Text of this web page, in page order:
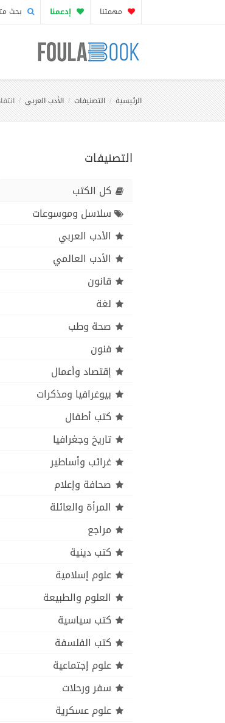
مهمتنا إدعمنا بحث
الرئيسية التصنيفات الأدب العربي
التصنيفات
كل الكتب
سلاسل وموسوعات
الأدب العربي
الأدب العالمي
قانون
لغة
صحة وطب
فنون
إقتصاد وأعمال
بيوغرافيا ومذكرات
كتب أطفال
تاريخ وجغرافيا
غرائب وأساطير
صحافة وإعلام
المرأة والعائلة
مراجع
كتب دينية
علوم إسلامية
العلوم والطبيعة
كتب سياسية
كتب الفلسفة
علوم إجتماعية
سفر ورحلات
علوم عسكرية